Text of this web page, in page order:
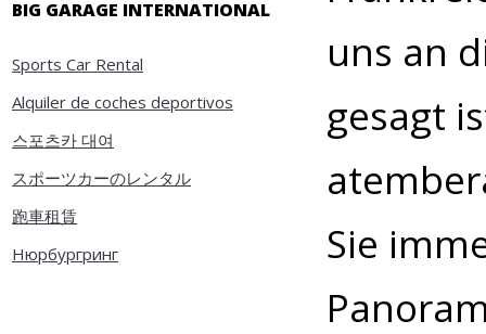
BIG GARAGE INTERNATIONAL
Sports Car Rental
Alquiler de coches deportivos
스포츠카 대여
スポーツカーのレンタル
跑車租賃
Нюрбургринг
uns an
gesagt
Sie